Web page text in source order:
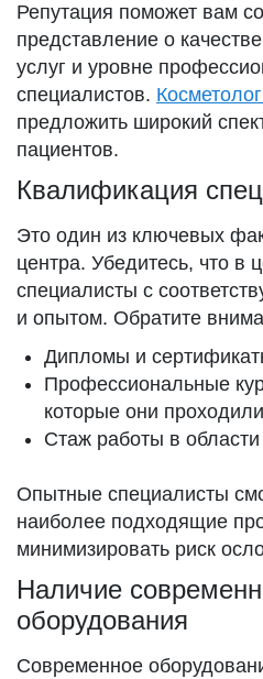
Репутация поможет вам
представление о
услуг и уровне
специалистов.
предложить широкий
пациентов.
Квалификация
Это один из ключевых
центра. Убедитесь, что в
специалисты с
и опытом. Обратите
Дипломы и
Профессиональные
которые они
Стаж работы в области
Опытные специалисты
наиболее подходящие
минимизировать риск
Наличие
оборудования
Современное